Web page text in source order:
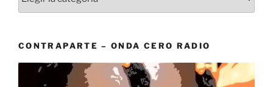
CONTRAPARTE – ONDA CERO RADIO